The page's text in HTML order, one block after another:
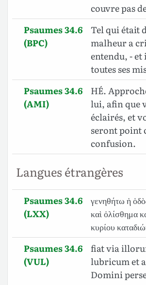
couvre pas
Psaumes 34.6
(BPC)
Tel qui était
malheur a
entendu, - et
toutes ses
Psaumes 34.6
(AMI)
HÉ.
lui, afin que
éclairés, et
seront point
confusion.
Langues étrangères
Psaumes 34.6
(LXX)
γενηθήτω ἡ
καὶ ὀλίσθημα
κυρίου
Psaumes 34.6
(VUL)
fiat via
lubricum et
Domini